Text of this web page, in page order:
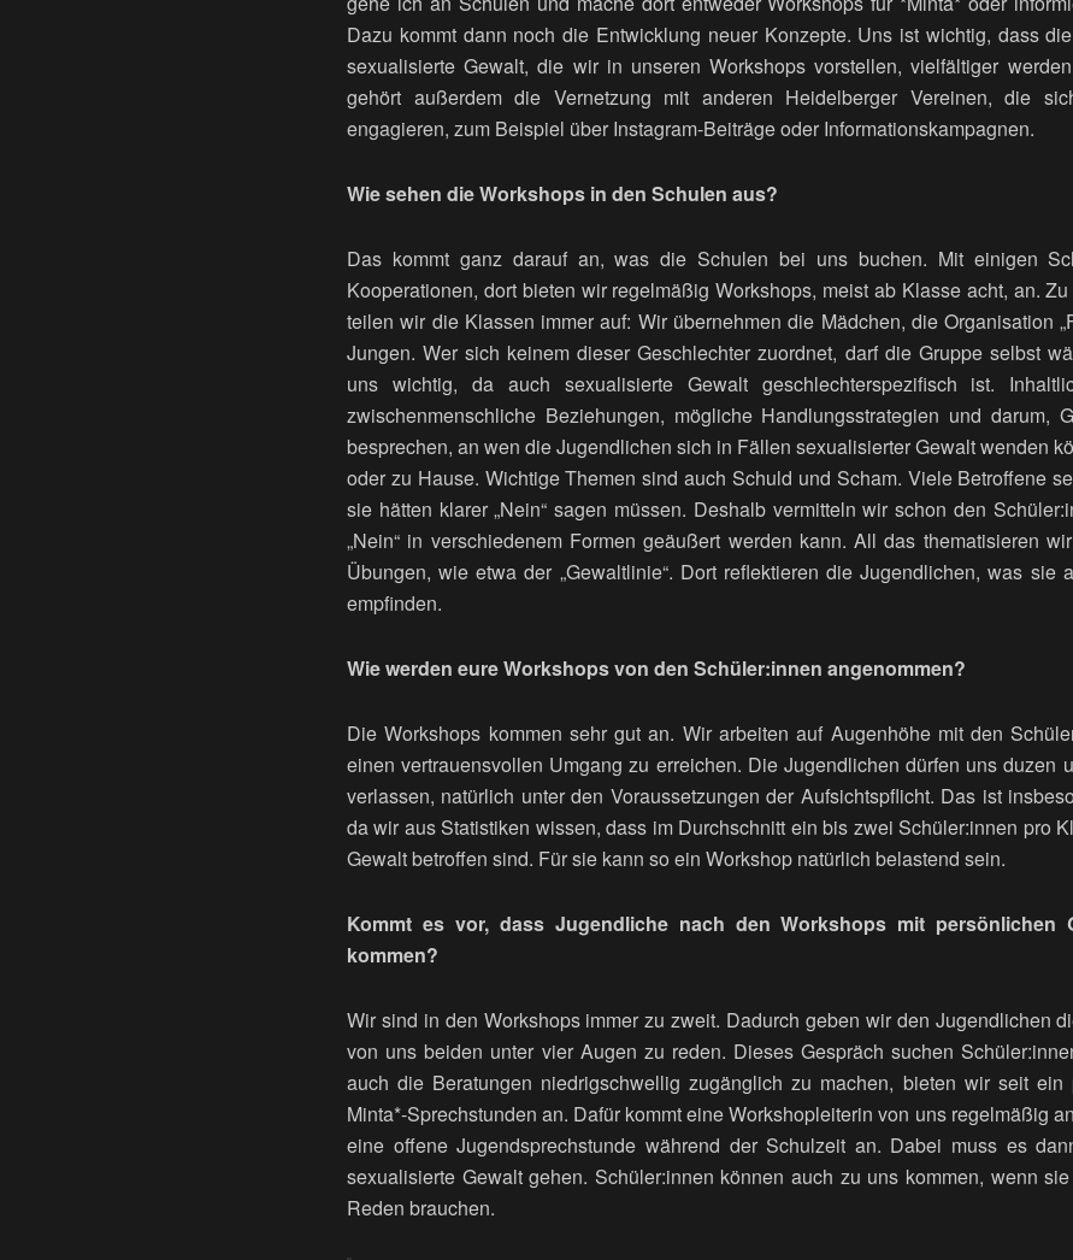
Dazu kommt dann noch die Entwicklung neuer Konzepte. Uns ist wichtig, dass
sexualisierte Gewalt, die wir in unseren Workshops vorstellen, vielfältiger
gehört außerdem die Vernetzung mit anderen Heidelberger Vereinen, die
engagieren, zum Beispiel über Instagram-Beiträge oder Informationskampagnen.
Wie sehen die Workshops in den Schulen aus?
Das kommt ganz darauf an, was die Schulen bei uns buchen. Mit einigen
Kooperationen, dort bieten wir regelmäßig Workshops, meist ab Klasse acht, an.
teilen wir die Klassen immer auf: Wir übernehmen die Mädchen, die Organisation
Jungen. Wer sich keinem dieser Geschlechter zuordnet, darf die Gruppe selbst
uns wichtig, da auch sexualisierte Gewalt geschlechterspezifisch ist.
zwischenmenschliche Beziehungen, mögliche Handlungsstrategien und darum,
besprechen, an wen die Jugendlichen sich in Fällen sexualisierter Gewalt wenden
oder zu Hause. Wichtige Themen sind auch Schuld und Scham. Viele Betroffene
sie hätten klarer „Nein“ sagen müssen. Deshalb vermitteln wir schon den
„Nein“ in verschiedenem Formen geäußert werden kann. All das thematisieren
Übungen, wie etwa der „Gewaltlinie“. Dort reflektieren die Jugendlichen, was sie
empfinden.
Wie werden eure Workshops von den Schüler:innen angenommen?
Die Workshops kommen sehr gut an. Wir arbeiten auf Augenhöhe mit den
einen vertrauensvollen Umgang zu erreichen. Die Jugendlichen dürfen uns duzen
verlassen, natürlich unter den Voraussetzungen der Aufsichtspflicht. Das ist
da wir aus Statistiken wissen, dass im Durchschnitt ein bis zwei Schüler:innen pro
Gewalt betroffen sind. Für sie kann so ein Workshop natürlich belastend sein.
Kommt es vor, dass Jugendliche nach den Workshops mit persönlichen
kommen?
Wir sind in den Workshops immer zu zweit. Dadurch geben wir den Jugendlichen
von uns beiden unter vier Augen zu reden. Dieses Gespräch suchen
auch die Beratungen niedrigschwellig zugänglich zu machen, bieten wir seit ein
Minta*-Sprechstunden an. Dafür kommt eine Workshopleiterin von uns regelmäßig
eine offene Jugendsprechstunde während der Schulzeit an. Dabei muss es
sexualisierte Gewalt gehen. Schüler:innen können auch zu uns kommen, wenn
Reden brauchen.